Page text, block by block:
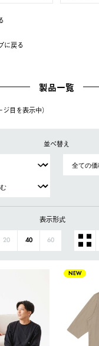
に戻る
製品一覧
⽬を表⽰中）
並べ替え
表示形式
20 40 60
NEW